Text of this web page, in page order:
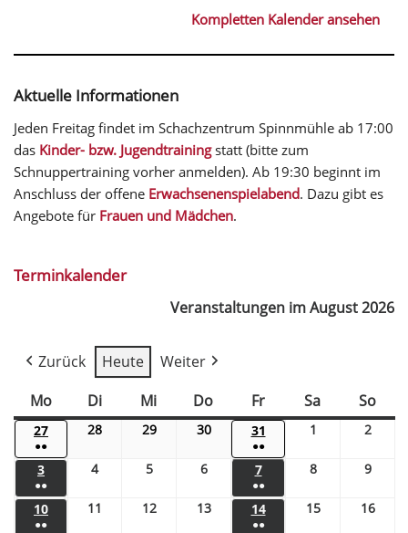
Kompletten Kalender ansehen
Aktuelle Informationen
Jeden Freitag findet im Schachzentrum Spinnmühle ab 17:00
das Kinder- bzw. Jugendtrainingstatt (bitte zum
Schnuppertraining vorher anmelden). Ab 19:30 beginnt im
Anschluss der offene Erwachsenenspielabend. Dazu gibt es
Angebote für Frauen und Mädchen.
Terminkalender
Veranstaltungen im August 2026
Zurück Heute
Weiter
Mo
Di Mi Do Fr Sa So
27
●●
28 29 30 31
●●
1 2
3
●●
4 5 6 7
●●
8 9
10
●●
11 12 13 14
●●
15 16